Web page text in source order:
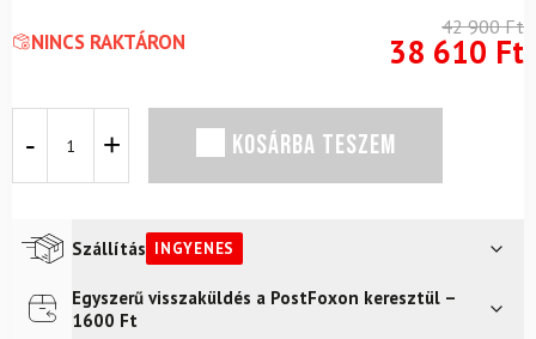
NINCS RAKTÁRON
42 900Ft
38 610 Ft
SALOMON
mennyiség
KOSÁRBA TESZEM
Szállítás INGYENES
Futár a címreIngyenes
Egyszerű visszaküldés a PostFoxon keresztül –
1600 Ft